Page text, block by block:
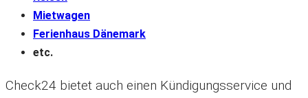
Mietwagen
Ferienhaus Dänemark
etc.
Check24 bietet auch einen Kündigungsservice und